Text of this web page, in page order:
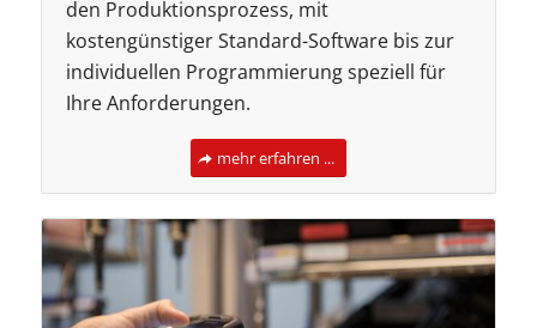
den Produktionsprozess, mit
kostengünstiger Standard-Software bis zur
individuellen Programmierung speziell für
Ihre Anforderungen.
mehr erfahren ...